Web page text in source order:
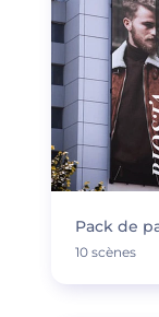
Pack de
10 scènes